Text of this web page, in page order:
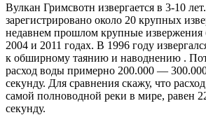
Вулкан Гримсвотн извергается в 3-10
зарегистрировано около 20 крупных
недавнем прошлом крупные извержения
2004 и 2011 годах. В 1996 году
к обширному таянию и наводнению .
расход воды примерно 200.000 —
секунду. Для сравнения скажу, что
самой полноводной реки в мире, равен
секунду.